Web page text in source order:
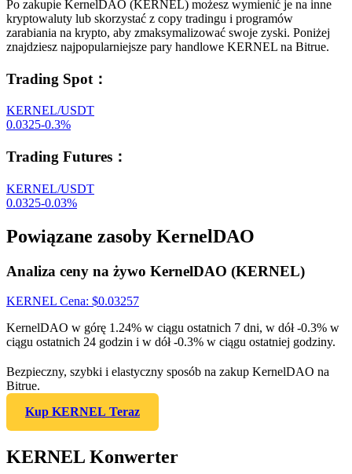
Po zakupie KernelDAO (KERNEL) możesz wymienić je na inne
kryptowaluty lub skorzystać z copy tradingu i programów
zarabiania na krypto, aby zmaksymalizować swoje zyski. Poniżej
znajdziesz najpopularniejsze pary handlowe KERNEL na Bitrue.
Trading Spot ：
KERNEL/USDT
0.0325-0.3%
Trading Futures ：
KERNEL/USDT
0.0325-0.03%
Powiązane zasoby KernelDAO
Analiza ceny na żywo KernelDAO (KERNEL)
KERNEL Cena: $0.03257
KernelDAO w górę 1.24% w ciągu ostatnich 7 dni, w dół -0.3% w
ciągu ostatnich 24 godzin i w dół -0.3% w ciągu ostatniej godziny.
Bezpieczny, szybki i elastyczny sposób na zakup KernelDAO na
Bitrue.
Kup KERNEL Teraz
KERNEL Konwerter